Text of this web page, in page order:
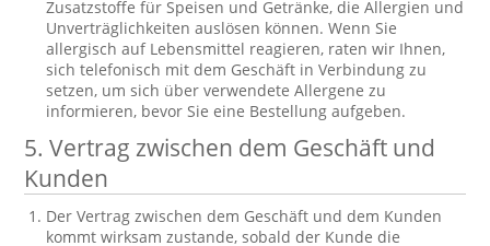
Zusatzstoffe für Speisen und Getränke, die Allergien und
Unverträglichkeiten auslösen können. Wenn Sie
allergisch auf Lebensmittel reagieren, raten wir Ihnen,
sich telefonisch mit dem Geschäft in Verbindung zu
setzen, um sich über verwendete Allergene zu
informieren, bevor Sie eine Bestellung aufgeben.
5. Vertrag zwischen dem Geschäft und
Kunden
Der Vertrag zwischen dem Geschäft und dem Kunden
kommt wirksam zustande, sobald der Kunde die